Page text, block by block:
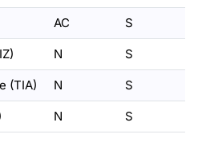
AC S
N S
(TIA) N S
N S